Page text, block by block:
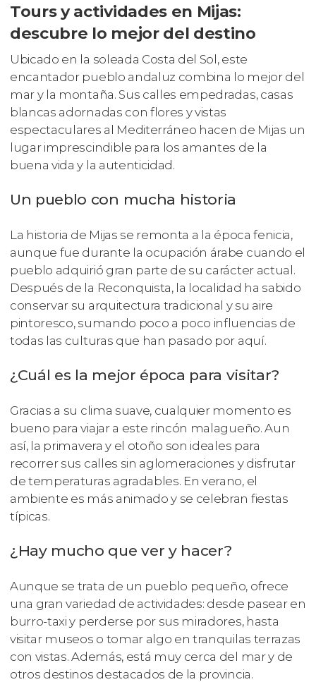
Tours y actividades en Mijas:
descubre lo mejor del destino
Ubicado en la soleada Costa del Sol, este
encantador pueblo andaluz combina lo mejor del
mar y la montaña. Sus calles empedradas, casas
blancas adornadas con flores y vistas
espectaculares al Mediterráneo hacen de Mijas un
lugar imprescindible para los amantes de la
buena vida y la autenticidad.
Un pueblo con mucha historia
La historia de Mijas se remonta a la época fenicia,
aunque fue durante la ocupación árabe cuando el
pueblo adquirió gran parte de su carácter actual.
Después de la Reconquista, la localidad ha sabido
conservar su arquitectura tradicional y su aire
pintoresco, sumando poco a poco influencias de
todas las culturas que han pasado por aquí.
¿Cuál es la mejor época para visitar?
Gracias a su clima suave, cualquier momento es
bueno para viajar a este rincón malagueño. Aun
así, la primavera y el otoño son ideales para
recorrer sus calles sin aglomeraciones y disfrutar
de temperaturas agradables. En verano, el
ambiente es más animado y se celebran fiestas
típicas.
¿Hay mucho que ver y hacer?
Aunque se trata de un pueblo pequeño, ofrece
una gran variedad de actividades: desde pasear en
burro-taxi y perderse por sus miradores, hasta
visitar museos o tomar algo en tranquilas terrazas
con vistas. Además, está muy cerca del mar y de
otros destinos destacados de la provincia.